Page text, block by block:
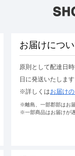
お届けにつ
原則として配達日
日に発送いたしま
※詳しくはお届け
※離島、一部郡部はお
※一部商品はお届けが